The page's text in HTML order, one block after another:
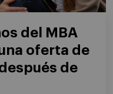
del MBA
oferta de
de